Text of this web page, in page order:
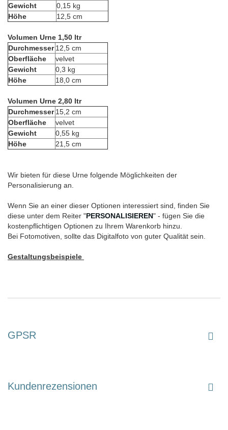
Gewicht
0,15 kg
Höhe
12,5 cm
Volumen Urne 1,50 ltr
Durchmesser 12,5 cm
Oberfläche
velvet
Gewicht
0,3 kg
Höhe
18,0 cm
Volumen Urne 2,80 ltr
Durchmesser 15,2 cm
Oberfläche
velvet
Gewicht
0,55 kg
Höhe
21,5 cm
Wir bieten für diese Urne folgende Möglichkeiten der
Personalisierung an.
Wenn Sie an einer dieser Optionen interessiert sind, finden Sie
diese unter dem Reiter "PERSONALISIEREN" - fügen Sie die
kostenpflichtigen Optionen zu Ihrem Warenkorb hinzu.
Bei Fotomotiven, sollte das Digitalfoto von guter Qualität sein.
Gestaltungsbeispiele
GPSR
Kundenrezensionen